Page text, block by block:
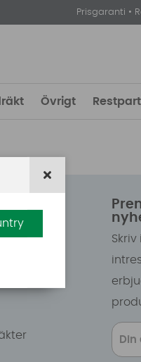
Prisgaranti •
Övrigt